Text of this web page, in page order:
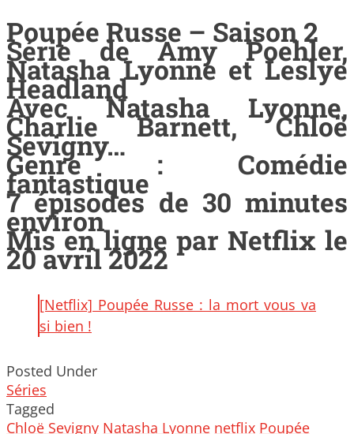
Poupée Russe – Saison 2
Série de Amy Poehler,
Natasha Lyonne et Leslye
Headland
Avec Natasha Lyonne,
Charlie Barnett, Chloë
Sevigny…
Genre : Comédie
fantastique
7 épisodes de 30 minutes
environ
Mis en ligne par Netflix le
20 avril 2022
[Netflix] Poupée Russe : la mort vous va
si bien !
Posted Under
Séries
Tagged
Chloë Sevigny Natasha Lyonne netflix Poupée